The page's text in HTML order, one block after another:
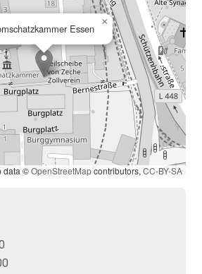
Essen
×
data ©OpenStreetMapcontributors,CC-BY-SA